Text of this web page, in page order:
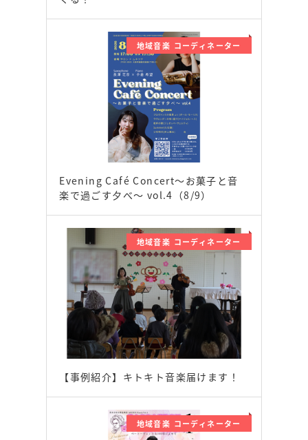
地域音楽 コーディネーター
Evening Café Concert〜お菓子と音
楽で過ごす夕べ〜 vol.4（8/9）
地域音楽 コーディネーター
【事例紹介】キトキト音楽届けます！
地域音楽 コーディネーター